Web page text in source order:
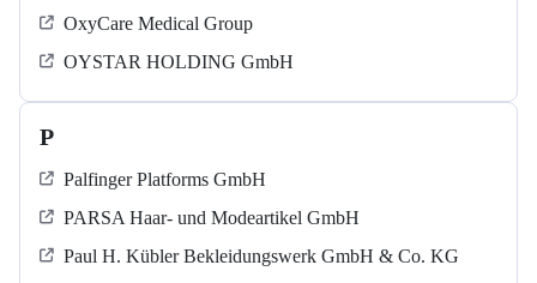
OxyCare Medical Group
OYSTAR HOLDING GmbH
P
Palfinger Platforms GmbH
PARSA Haar- und Modeartikel GmbH
Paul H. Kübler Bekleidungswerk GmbH & Co. KG